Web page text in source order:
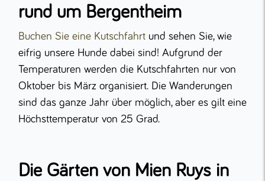
rund um Bergentheim
Buchen Sie eine Kutschfahrt und sehen Sie, wie
eifrig unsere Hunde dabei sind! Aufgrund der
Temperaturen werden die Kutschfahrten nur von
Oktober bis März organisiert. Die Wanderungen
sind das ganze Jahr über möglich, aber es gilt eine
Höchsttemperatur von 25 Grad.
Die Gärten von Mien Ruys in